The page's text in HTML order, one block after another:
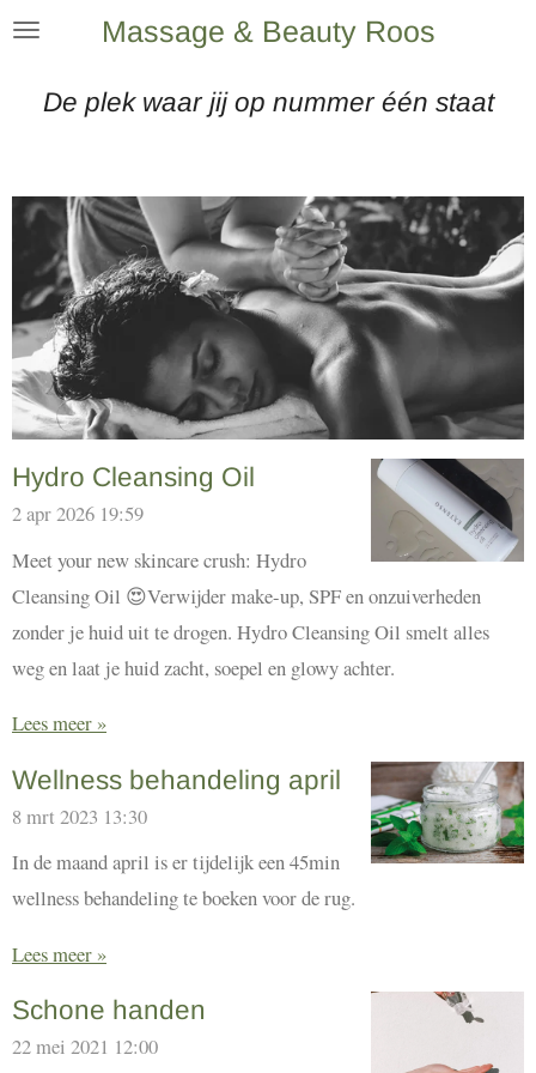
Ga
naar
Massage & Beauty Roos
De plek waar jij op nummer één staat
Hydro Cleansing Oil
2 apr 2026 19:59
Meet your new skincare crush: Hydro
Cleansing Oil 😍Verwijder make-up, SPF en onzuiverheden
zonder je huid uit te drogen. Hydro Cleansing Oil smelt alles
weg en laat je huid zacht, soepel en glowy achter.
Lees meer »
Wellness behandeling april
8 mrt 2023 13:30
In de maand april is er tijdelijk een 45min
wellness behandeling te boeken voor de rug.
Lees meer »
Schone handen
22 mei 2021 12:00